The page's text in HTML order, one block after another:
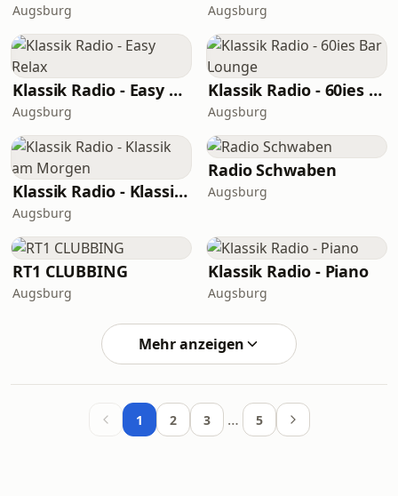
Augsburg Augsburg
Klassik Radio - Easy Relax
Augsburg
Klassik Radio - 60ies Bar Lounge
Augsburg
Klassik Radio - Klassik am Morgen
Augsburg
Radio Schwaben
Augsburg
RT1 CLUBBING
Augsburg
Klassik Radio - Piano
Augsburg
Mehr anzeigen
1 2 3 … 5